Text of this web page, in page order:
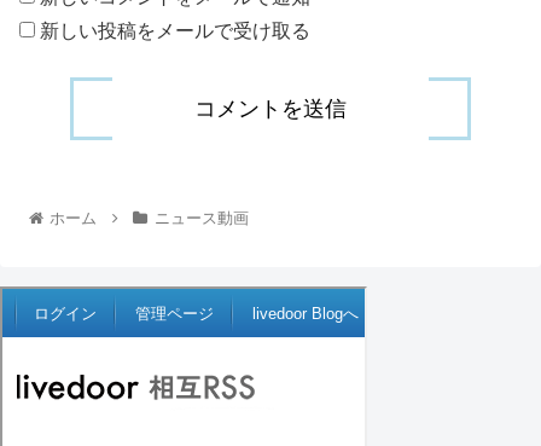
新しい投稿をメールで受け取る
ホーム ニュース動画